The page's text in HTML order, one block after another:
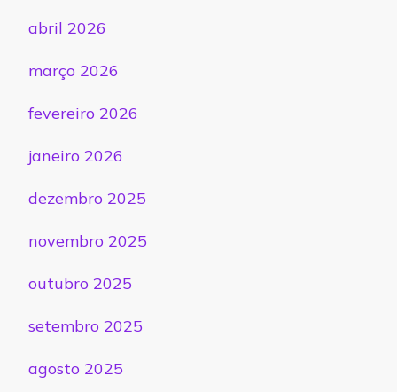
abril 2026
março 2026
fevereiro 2026
janeiro 2026
dezembro 2025
novembro 2025
outubro 2025
setembro 2025
agosto 2025